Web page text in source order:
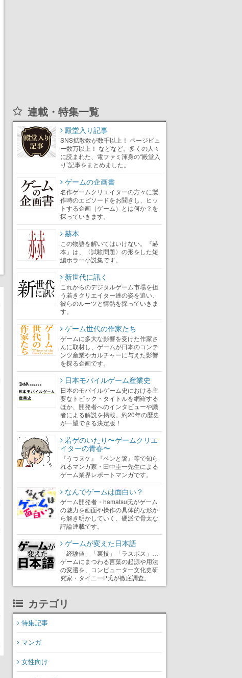
連載・特集一覧
殿堂入り記事
SNS拡散数が数千以上！ ページビュ
ー数万以上！ などなど。多くの人々
に読まれた、電ファミ渾身の“殿堂入
り”記事をまとめました。
ゲームの企画書
名作ゲームクリエイターの方々に製
作時のエピソードをお聞きし、ヒッ
トする企画（ゲーム）とは何か？を
探っていきます。
赫本
この物語を解いてはいけない。『赫
本』は、〈試験問題〉の形をした短
編ホラー小説集です。
新世代に訊く
これからのデジタルゲーム市場を担
う若きクリエイター達の姿を追い、
彼らのルーツと情熱を探っていきま
す。
ゲーム世代の作家たち
ゲームに多大な影響を受けた作家さ
んに取材し、ゲームが日本のコンテ
ンツ産業やカルチャーに与えた影響
を探る企画です。
日本モバイルゲーム産業史
日本のモバイルゲーム史における主
要なトピック・タイトルを網羅する
ほか、開発者へのインタビューや識
者による解説を掲載。約20年の歴史
が一望できる決定版！
若ゲのいたり〜ゲームクリエ
イターの青春〜
『うつヌケ』『ペンと箸』等で知ら
れるマンガ家・田中圭一先生による
ゲーム業界レポートマンガです。
なんでゲームは面白い？
ゲーム開発者・hamatsu氏がゲーム
の魅力を画面や操作の具体的な形か
ら解き明かしていく、硬派で骨太な
評論連載です。
ゲームが変えた日本語
「経験値」「裏技」「ラスボス」…
ゲームにまつわる言葉の起源や用法
の変遷を、コンピューター文化史研
究家・タイニーP氏が徹底調査。
カテゴリ
特集記事
マンガ
女性向け